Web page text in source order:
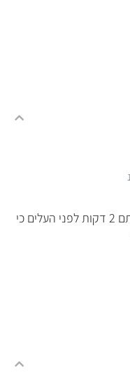
בהחלט אפשרי. מומלץ להוסיף אותם 2 דקות לפני העלים כי